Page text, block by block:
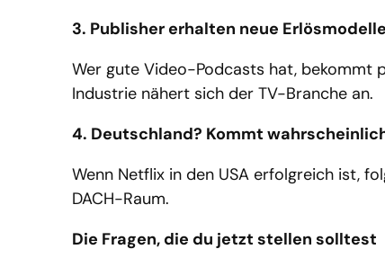
3. Publisher erhalten neue Erlösmodelle
Wer gute Video-Podcasts hat, bekommt
Industrie nähert sich der TV-Branche an.
4. Deutschland? Kommt
Wenn Netflix in den USA erfolgreich ist,
DACH-Raum.
Die Fragen, die du jetzt stellen solltest